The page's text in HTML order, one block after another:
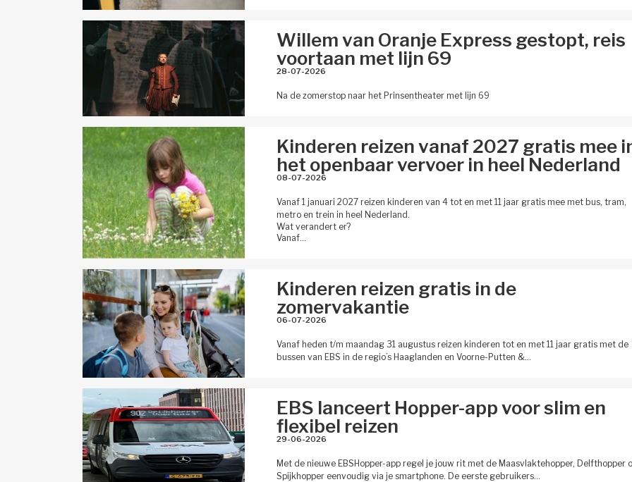
Willem van Oranje Express gestopt, reis
voortaan met lijn 69
28-07-2026
Na de zomerstop naar het Prinsentheater met lijn 69
Kinderen reizen vanaf 2027 gratis mee
het openbaar vervoer in heel Nederland
08-07-2026
Vanaf 1 januari 2027 reizen kinderen van 4 tot en met 11 jaar gratis mee met bus, tram,
metro en trein in heel Nederland.
Wat verandert er?
Vanaf…
Kinderen reizen gratis in de
zomervakantie
06-07-2026
Vanaf heden t/m maandag 31 augustus reizen kinderen tot en met 11 jaar gratis met de
bussen van EBS in de regio’s Haaglanden en Voorne-Putten &…
EBS lanceert Hopper-app voor slim en
flexibel reizen
29-06-2026
Met de nieuwe EBSHopper-app regel je jouw rit met de Maasvlaktehopper, Delfthopper
Spijkhopper eenvoudig via je smartphone. De eerste gebruikers…